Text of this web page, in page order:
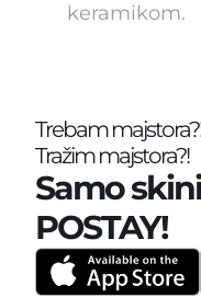
keramikom.
Trebam majstora?!
Tražim majstora?!
Samo
POSTAY!